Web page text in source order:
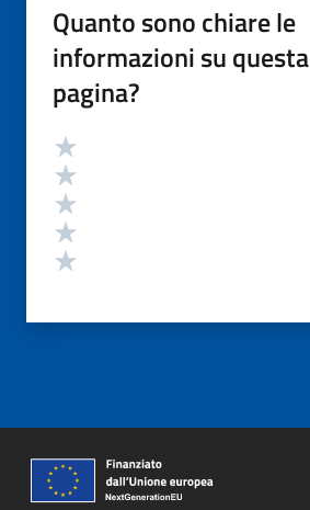
Quanto sono chiare le
informazioni su questa
pagina?
Valutazione